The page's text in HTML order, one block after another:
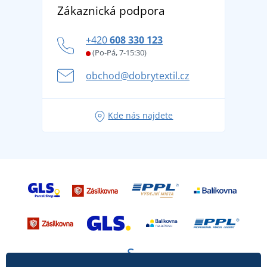
Potisk a výšivka
Věrnostní program BONTIS +
DobrýTextil pro firmy a organizace
tradicí od roku 1976
Letní dobrodružství začíná balením aneb připravte
se na dovolenou bez starostí
Zákaznická podpora
+420608 330 123
(Po-Pá, 7-15:30)
obchod@dobrytextil.cz
Kde nás najdete